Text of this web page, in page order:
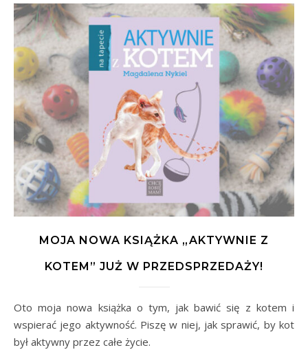
MOJA NOWA KSIĄŻKA „AKTYWNIE Z
KOTEM” JUŻ W PRZEDSPRZEDAŻY!
Oto moja nowa książka o tym, jak bawić się z kotem i
wspierać jego aktywność. Piszę w niej, jak sprawić, by kot
był aktywny przez całe życie.